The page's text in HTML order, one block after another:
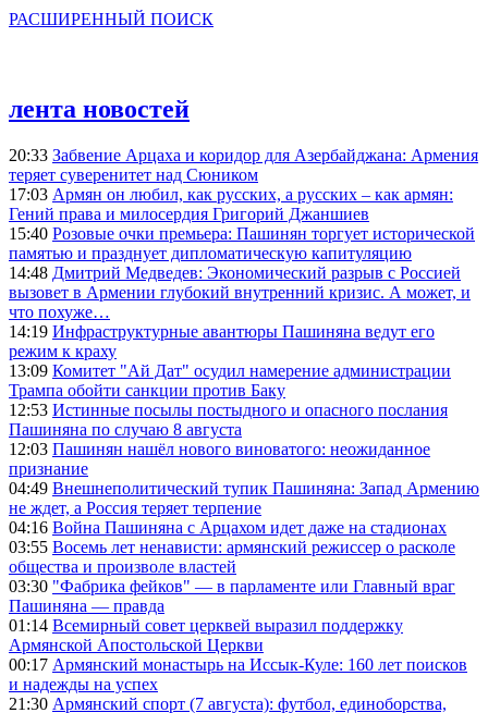
РАСШИРЕННЫЙ ПОИСК
лента новостей
20:33 Забвение Арцаха и коридор для Азербайджана: Армения
теряет суверенитет над Сюником
17:03 Армян он любил, как русских, а русских – как армян:
Гений права и милосердия Григорий Джаншиев
15:40 Розовые очки премьера: Пашинян торгует исторической
памятью и празднует дипломатическую капитуляцию
14:48 Дмитрий Медведев: Экономический разрыв с Россией
вызовет в Армении глубокий внутренний кризис. А может, и
что похуже…
14:19 Инфраструктурные авантюры Пашиняна ведут его
режим к краху
13:09 Комитет "Ай Дат" осудил намерение администрации
Трампа обойти санкции против Баку
12:53 Истинные посылы постыдного и опасного послания
Пашиняна по случаю 8 августа
12:03 Пашинян нашёл нового виноватого: неожиданное
признание
04:49 Внешнеполитический тупик Пашиняна: Запад Армению
не ждет, а Россия теряет терпение
04:16 Война Пашиняна с Арцахом идет даже на стадионах
03:55 Восемь лет ненависти: армянский режиссер о расколе
общества и произволе властей
03:30 "Фабрика фейков" — в парламенте или Главный враг
Пашиняна — правда
01:14 Всемирный совет церквей выразил поддержку
Армянской Апостольской Церкви
00:17 Армянский монастырь на Иссык-Куле: 160 лет поисков
и надежды на успех
21:30 Армянский спорт (7 августа): футбол, единоборства,